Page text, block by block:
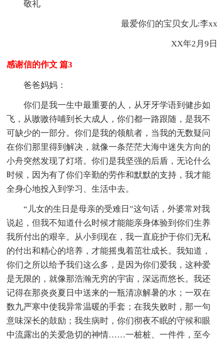
敬礼
最爱你们的宝贝女儿:李xx
XX年2月9日
感谢信的作文 篇3
爸爸妈妈：
你们是我一生中最重要的人，从牙牙学语到健步如
飞，从嗷嗷待哺到长大成人，你们都一路跟随，是我不
可缺少的一部分。你们是我的领航者，当我的无数疑问
在你们那里得到解决，就像一条茫茫大海中迷失方向的
小舟突然发现了灯塔。你们是我坚强的后盾，无论什么
时候，因为有了你们辛勤的劳作和默默的支持，我才能
全身心地投入到学习、生活中去。
“儿女的生日是母亲的受难日”这句话，外婆常对我
说起，但我不知道什么时候才能能亲身体验到你们生养
我所付出的艰辛。从小到现在，我一直庇护于你们无私
的付出和精心的培养，才能摇曳着茁壮成长。我知道，
你们之所以给予我们这么多，是因为你们爱我，这种爱
是无限的，就像那浩瀚无穷的宇宙，深远而悠长。我还
记得在那炎炎夏日中送来的一瓶清凉解暑的水；一双在
数九严寒中使我异常温暖的手套；在我失败时，那一句
意味深长的鼓励；我生病时，你们彻夜不眠的守候和眼
中流露出的关爱急切的神情……一桩桩、一件件，至今